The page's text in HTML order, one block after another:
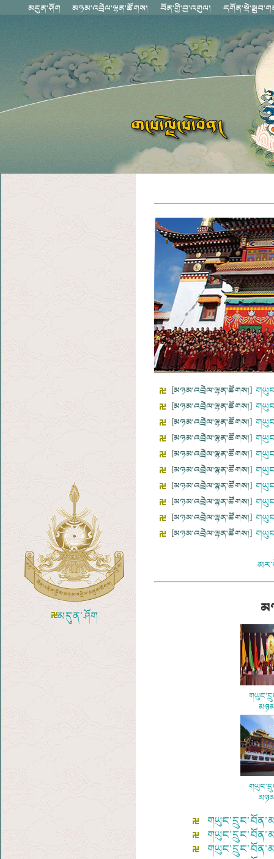
མདུན་ཤོག
[མཉམ་འབྲེལ་ལྷན་ཚོགས།]
[མཉམ་འབྲེལ་ལྷན་ཚོགས།]
[མཉམ་འབྲེལ་ལྷན་ཚོགས།]
[མཉམ་འབྲེལ་ལྷན་ཚོགས།]
[མཉམ་འབྲེལ་ལྷན་ཚོགས།]
[མཉམ་འབྲེལ་ལྷན་ཚོགས།]
[མཉམ་འབྲེལ་ལྷན་ཚོགས།]
[མཉམ་འབྲེལ་ལྷན་ཚོགས།]
[མཉམ་འབྲེལ་ལྷན་ཚོགས།]
[མཉམ་འབྲེལ་ལྷན་ཚོགས།]